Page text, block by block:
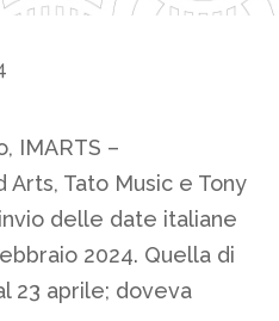
IMARTS –
Arts, Tato Music e Tony
delle date italiane
2024. Quella di
23 aprile; doveva